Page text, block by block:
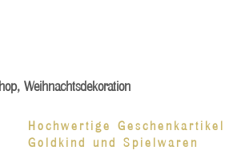
Weihnachtsdekoration
Hochwertige
Goldkind und Spielwaren